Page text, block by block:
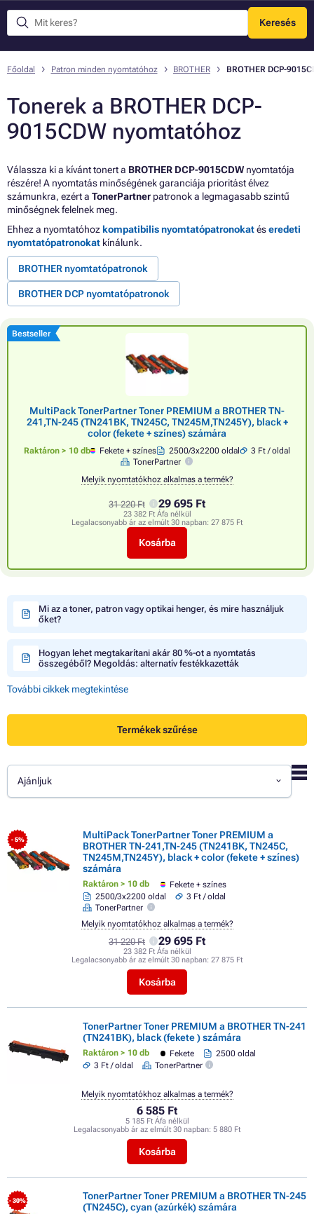
Keresés
Menü
Főoldal Patron minden nyomtatóhoz BROTHER BROTHER DCP-
Tonerek a BROTHER DCP-
9015CDW nyomtatóhoz
Válassza ki a kívánt tonert a BROTHER DCP-9015CDW nyomtatója
részére! A nyomtatás minőségének garanciája prioritást élvez
számunkra, ezért a TonerPartner patronok a legmagasabb szintű
minőségnek felelnek meg.
Ehhez a nyomtatóhoz kompatibilis nyomtatópatronokatéseredeti
nyomtatópatronokat kínálunk.
BROTHER nyomtatópatronok
BROTHER DCP nyomtatópatronok
Bestseller
MultiPack TonerPartner Toner PREMIUM a BROTHER TN-
241,TN-245 (TN241BK, TN245C, TN245M,TN245Y), black +
color (fekete + színes) számára
Raktáron > 10 db Fekete + színes 2500/3x2200 oldal
3 Ft / oldal
TonerPartner
Melyik nyomtatókhoz alkalmas a termék?
31 220 Ft 29 695 Ft
23 382 Ft Áfa nélkül
Legalacsonyabb ár az elmúlt 30 napban: 27 875 Ft
Kosárba
Mi az a toner, patron vagy optikai henger, és mire használjuk
őket?
Hogyan lehet megtakarítani akár 80 %-ot a nyomtatás
összegéből? Megoldás: alternatív festékkazetták
További cikkek megtekintése
Termékek szűrése
Ajánljuk
- 5%
MultiPack TonerPartner Toner PREMIUM a
BROTHER TN-241,TN-245 (TN241BK, TN245C,
TN245M,TN245Y), black + color (fekete + színes)
számára
Raktáron > 10 db
Fekete + színes
2500/3x2200 oldal
3 Ft / oldal
TonerPartner
31 220 Ft 29 695 Ft
23 382 Ft Áfa nélkül
Legalacsonyabb ár az elmúlt 30 napban: 27 875 Ft
Kosárba
Melyik nyomtatókhoz alkalmas a termék?
TonerPartner Toner PREMIUM a BROTHER TN-241
(TN241BK), black (fekete ) számára
Raktáron > 10 db Fekete
2500 oldal
3 Ft / oldal
TonerPartner
6 585 Ft
5 185 Ft Áfa nélkül
Legalacsonyabb ár az elmúlt 30 napban: 5 880 Ft
Kosárba
Melyik nyomtatókhoz alkalmas a termék?
- 30%
TonerPartner Toner PREMIUM a BROTHER TN-245
(TN245C), cyan (azúrkék) számára